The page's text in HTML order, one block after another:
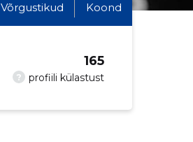
Võrgustikud Koond
? profiili külastust
165